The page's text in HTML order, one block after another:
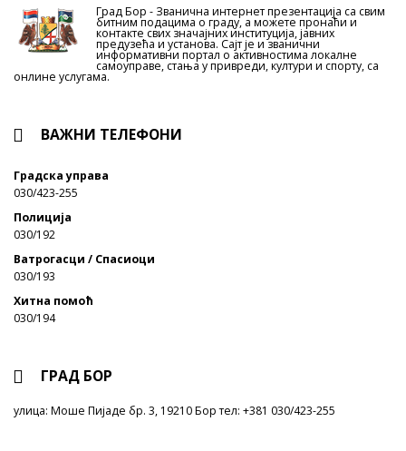
Град Бор - Званична интернет презентација са свим
битним подацима о граду, а можете пронаћи и
контакте свих значајних институција, јавних
предузећа и установа. Сајт је и званични
информативни портал о активностима локалне
самоуправе, стања у привреди, култури и спорту, са
онлине услугама.
ВАЖНИ ТЕЛЕФОНИ
Градска управа
030/423-255
Полиција
030/192
Ватрогасци / Спасиоци
030/193
Хитна помоћ
030/194
ГРАД БОР
улица: Моше Пијаде бр. 3, 19210 Бор тел: +381 030/423-255